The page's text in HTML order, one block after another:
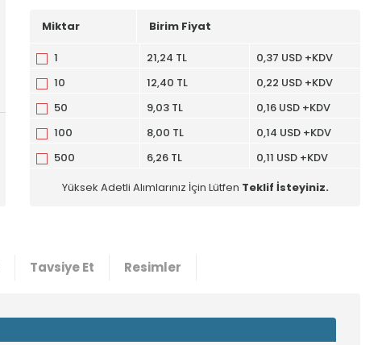
Miktar Birim Fiyat
1 21,24 TL
0,37 USD +KDV
10
12,40 TL
0,22 USD +KDV
50
9,03 TL
0,16 USD +KDV
100
8,00 TL
0,14 USD +KDV
500
6,26 TL
0,11 USD +KDV
Yüksek Adetli Alımlarınız İçin Lütfen Teklif İsteyiniz.
Tavsiye Et Resimler